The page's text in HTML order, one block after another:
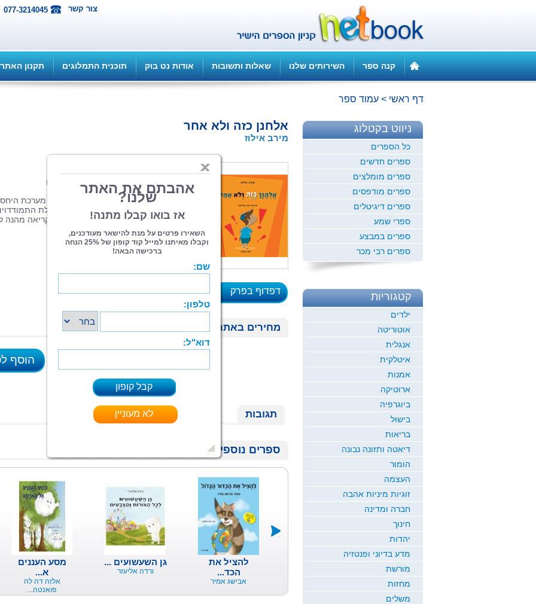
077-3214045 צור קשר
קנה ספר השירותים שלנו שאלות ותשובות אודות נט בוק תוכנית התמלוגים תקנון האתר
דף ראשי > עמוד ספר
אלחנן כזה ולא אחר
מירב אילוז
דפדוף בפרק
ספר מקורי ומשעשע במיוחד, המתאר את מערכת
המורכבת בין אלחנן בן התשע לאמו, הכוללת
עם נושאים בוערים בשגרת החיים. חווית קריאה מהנה
מחירים באתר
הוסף
תגובות
ספרים נוספים בקטגוריית ילדים
מסע העננים
א...
אלזה דה לה
פואנטה...
גן השעשועים ...
ורדה אליעזר
להציל את
הכד...
אבישג אמיר
שמיכת הקסם
ירח זורח
חדוה גבריאל
ניווט בקטלוג
כל הספרים
ספרים חדשים
ספרים מומלצים
ספרים מודפסים
ספרים דיגיטלים
ספרי שמע
ספרים במבצע
ספרים רבי מכר
קטגוריות
ילדים
אוטוריטה
אנגלית
איטלקית
אמנות
ארוטיקה
ביוגרפיה
בישול
בריאות
דיאטה ותזונה נבונה
הומור
העצמה
זוגיות מיניות אהבה
חברה ומדינה
חינוך
יהדות
מדע בדיוני ופנטזיה
מורשת
מחזות
משלים